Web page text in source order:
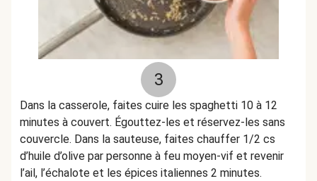
3
Dans la casserole, faites cuire les spaghetti 10 à 12
minutes à couvert. Égouttez-les et réservez-les sans
couvercle. Dans la sauteuse, faites chauffer 1/2 cs
d’huile d’olive par personne à feu moyen-vif et revenir
l’ail, l’échalote et les épices italiennes 2 minutes.